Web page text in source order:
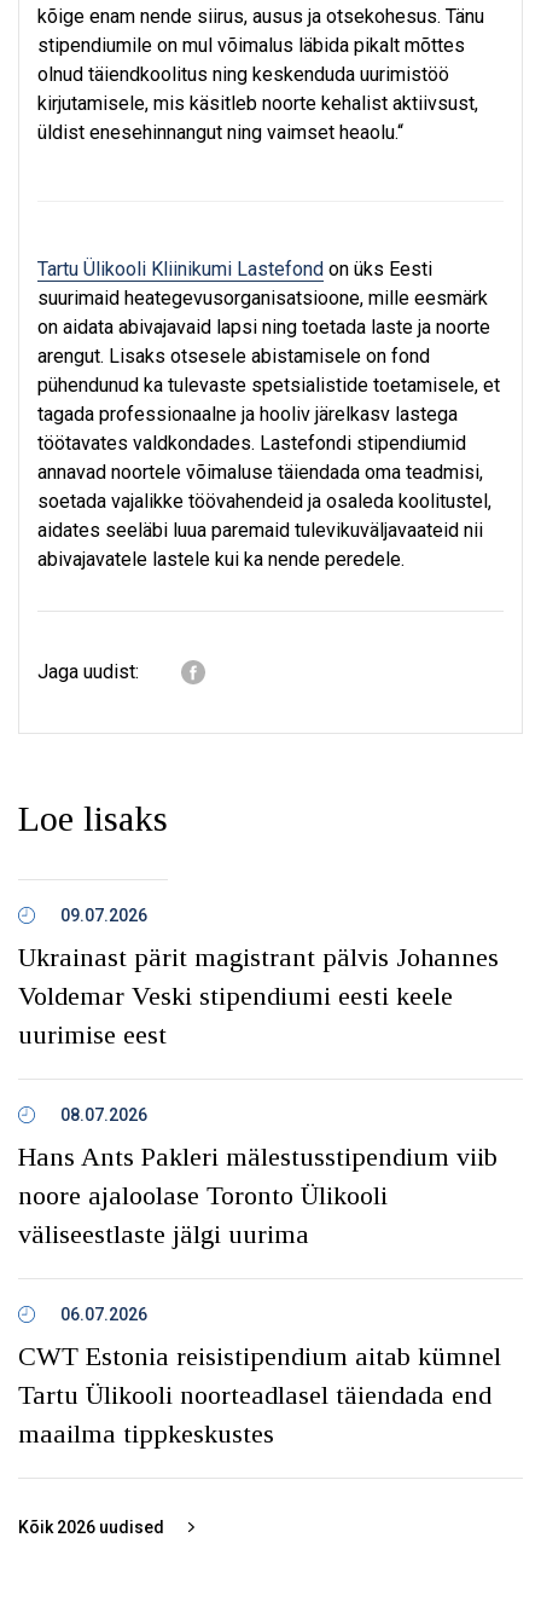
kõige enam nende siirus, ausus ja otsekohesus. Tänu
stipendiumile on mul võimalus läbida pikalt mõttes
olnud täiendkoolitus ning keskenduda uurimistöö
kirjutamisele, mis käsitleb noorte kehalist aktiivsust,
üldist enesehinnangut ning vaimset heaolu.“
Tartu Ülikooli Kliinikumi Lastefond on üks Eesti
suurimaid heategevusorganisatsioone, mille eesmärk
on aidata abivajavaid lapsi ning toetada laste ja noorte
arengut. Lisaks otsesele abistamisele on fond
pühendunud ka tulevaste spetsialistide toetamisele, et
tagada professionaalne ja hooliv järelkasv lastega
töötavates valdkondades. Lastefondi stipendiumid
annavad noortele võimaluse täiendada oma teadmisi,
soetada vajalikke töövahendeid ja osaleda koolitustel,
aidates seeläbi luua paremaid tulevikuväljavaateid nii
abivajavatele lastele kui ka nende peredele.
Jaga uudist:
Loe lisaks
09.07.2026
Ukrainast pärit magistrant pälvis Johannes
Voldemar Veski stipendiumi eesti keele
uurimise eest
08.07.2026
Hans Ants Pakleri mälestusstipendium viib
noore ajaloolase Toronto Ülikooli
väliseestlaste jälgi uurima
06.07.2026
CWT Estonia reisistipendium aitab kümnel
Tartu Ülikooli noorteadlasel täiendada end
maailma tippkeskustes
Kõik 2026 uudised